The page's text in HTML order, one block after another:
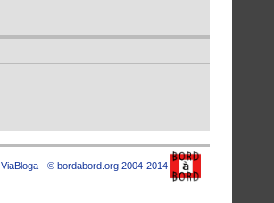
ViaBloga - © bordabord.org 2004-2014